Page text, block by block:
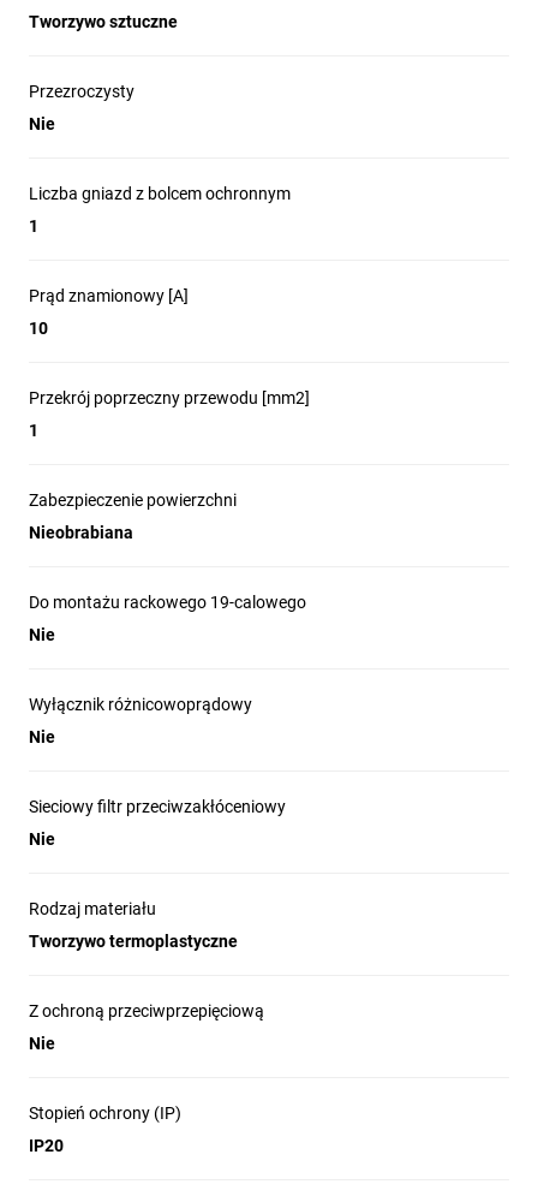
Tworzywo sztuczne
Przezroczysty
Nie
Liczba gniazd z bolcem ochronnym
1
Prąd znamionowy [A]
10
Przekrój poprzeczny przewodu [mm2]
1
Zabezpieczenie powierzchni
Nieobrabiana
Do montażu rackowego 19-calowego
Nie
Wyłącznik różnicowoprądowy
Nie
Sieciowy filtr przeciwzakłóceniowy
Nie
Rodzaj materiału
Tworzywo termoplastyczne
Z ochroną przeciwprzepięciową
Nie
Stopień ochrony (IP)
IP20